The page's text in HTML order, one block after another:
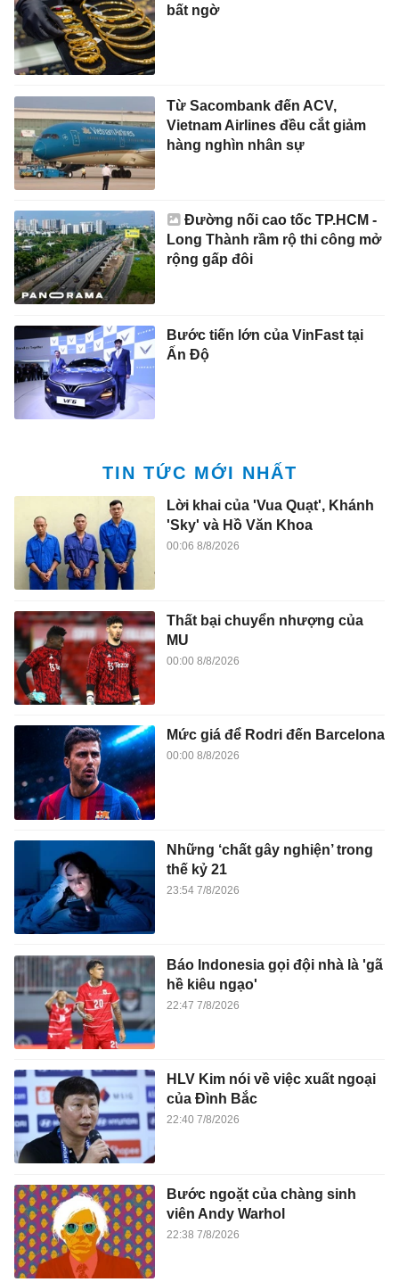
bất ngờ
Từ Sacombank đến ACV,
Vietnam Airlines đều cắt giảm
hàng nghìn nhân sự
Đường nối cao tốc TP.HCM -
Long Thành rầm rộ thi công mở
rộng gấp đôi
Bước tiến lớn của VinFast tại
Ấn Độ
TIN TỨC MỚI NHẤT
Lời khai của 'Vua Quạt', Khánh
'Sky' và Hồ Văn Khoa
00:06 8/8/2026
Thất bại chuyển nhượng của
MU
00:00 8/8/2026
Mức giá để Rodri đến Barcelona
00:00 8/8/2026
Những ‘chất gây nghiện’ trong
thế kỷ 21
23:54 7/8/2026
Báo Indonesia gọi đội nhà là 'gã
hề kiêu ngạo'
22:47 7/8/2026
HLV Kim nói về việc xuất ngoại
của Đình Bắc
22:40 7/8/2026
Bước ngoặt của chàng sinh
viên Andy Warhol
22:38 7/8/2026